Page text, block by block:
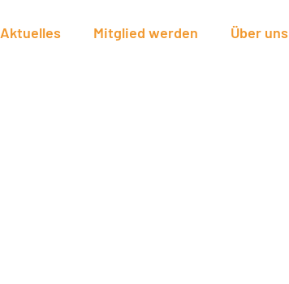
Aktuelles Mitglied werden Über uns